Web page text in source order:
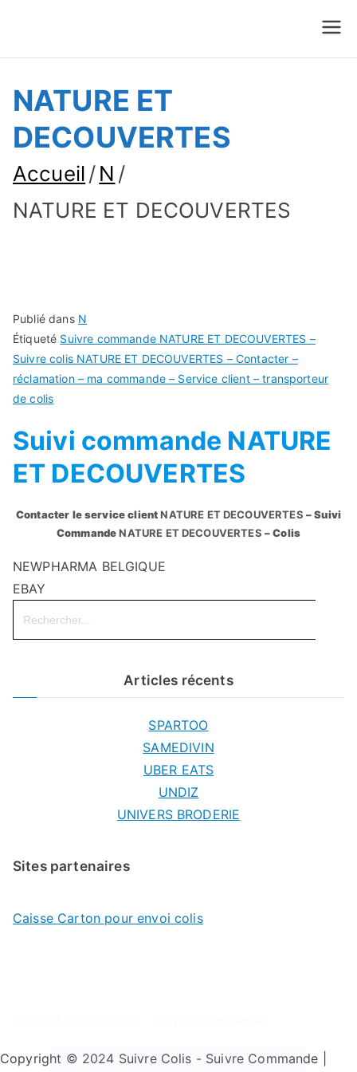
Suivre Colis - Suivre
Commande
NATURE ET
DECOUVERTES
Accueil
N
NATURE ET DECOUVERTES
Publié dans N
Étiqueté Suivre commande NATURE ET DECOUVERTES –
Suivre colis NATURE ET DECOUVERTES – Contacter –
réclamation – ma commande – Service client – transporteur
de colis
Suivi commande NATURE
ET DECOUVERTES
Contacter le service clientNATURE ET DECOUVERTES – Suivi
CommandeNATURE ET DECOUVERTES – Colis
NEWPHARMA BELGIQUE
EBAY
Search
for:
Articles récents
SPARTOO
SAMEDIVIN
UBER EATS
UNDIZ
UNIVERS BRODERIE
Sites partenaires
Caisse Carton pour envoi colis
Copyright © 2024 Suivre Colis - Suivre Commande |